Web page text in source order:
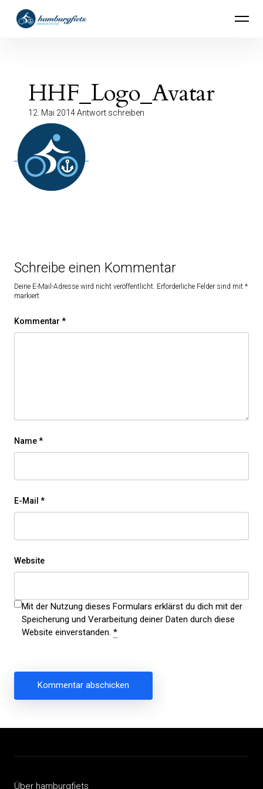
überspringen
hamburgfiets – Abenteuer mit Rad
HHF_Logo_Avatar
12. Mai 2014Antwort schreiben
Schreibe einen Kommentar
Deine E-Mail-Adresse wird nicht veröffentlicht. Erforderliche Felder sind mit *
markiert
Kommentar *
Name*
E-Mail *
Website
Mit der Nutzung dieses Formulars erklärst du dich mit der
Speicherung und Verarbeitung deiner Daten durch diese
Website einverstanden. *
Über hamburgfiets